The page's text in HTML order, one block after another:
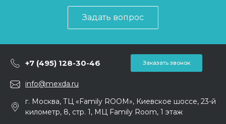
Задать вопрос
+7 (495) 128-30-46 Заказать звонок
info@mexda.ru
г. Москва, ТЦ «Family ROOM», Киевское шоссе, 23-й
километр, 8, стр. 1, МЦ Family Room, 1 этаж